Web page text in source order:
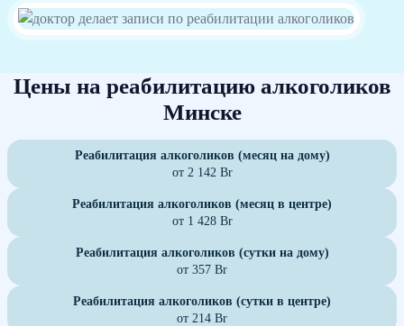
Цены на реабилитацию алкоголиков
Минске
Реабилитация алкоголиков (месяц на дому)
от 2 142 Br
Реабилитация алкоголиков (месяц в центре)
от 1 428 Br
Реабилитация алкоголиков (сутки на дому)
от 357 Br
Реабилитация алкоголиков (сутки в центре)
от 214 Br